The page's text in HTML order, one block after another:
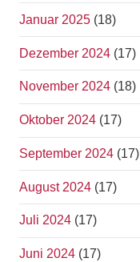
Januar 2025 (18)
Dezember 2024 (17)
November 2024 (18)
Oktober 2024 (17)
September 2024 (17)
August 2024 (17)
Juli 2024 (17)
Juni 2024 (17)